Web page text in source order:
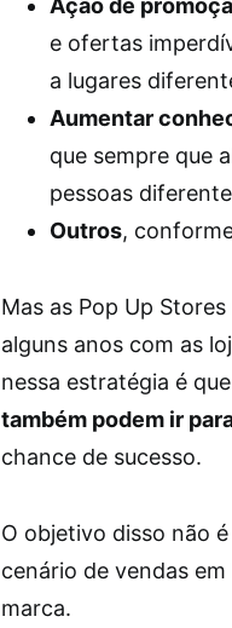
Ação de
e ofertas
a lugares
Aumentar
que sempre que
pessoas
Outros,
Mas as Pop Up
alguns anos com as
nessa estratégia é que
também podem ir
chance de sucesso.
O objetivo disso não
cenário de vendas
marca.